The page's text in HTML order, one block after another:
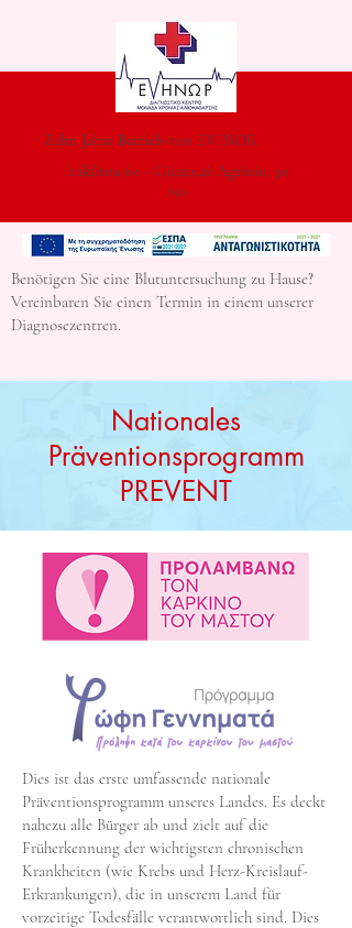
Zehn Jahre Betrieb von EVINOR
Iraklitou 60 - Gianouzi Agrinio, 30
150
Benötigen Sie eine Blutuntersuchung zu Hause?
Vereinbaren Sie einen Termin in einem unserer
Diagnosezentren.
Nationales
Präventionsprogramm
PREVENT
Dies ist das erste umfassende nationale
Präventionsprogramm unseres Landes. Es deckt
nahezu alle Bürger ab und zielt auf die
Früherkennung der wichtigsten chronischen
Krankheiten (wie Krebs und Herz-Kreislauf-
Erkrankungen), die in unserem Land für
vorzeitige Todesfälle verantwortlich sind. Dies